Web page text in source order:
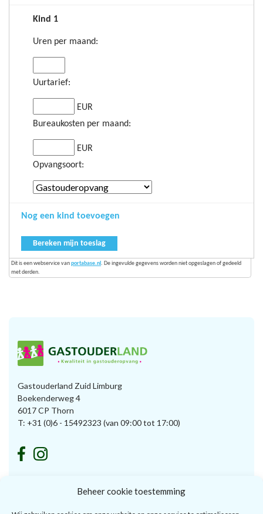
Beheer cookie toestemming
Kind 1
Uren per maand:
Uurtarief:
EUR
Bureaukosten per maand:
EUR
Opvangsoort:
Nog een kind toevoegen
Bereken mijn toeslag
Dit is een webservice vanportabase.nl. De ingevulde gegevens worden niet opgeslagen of gedeeld
met derden.
Gastouderland Zuid Limburg
Boekenderweg 4
6017 CP Thorn
T: +31 (0)6 - 15492323 (van 09:00 tot 17:00)